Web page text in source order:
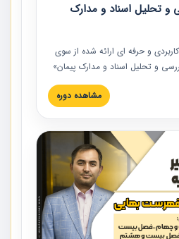
و تحلیل اسناد و مدارک
و حرفه‏ ای ارائه شده از سوی
و تحلیل اسناد و مدارک پیمان»
شریف ارائه شد. در این آموزش
و مدارک پیمان، اولویت بندی اسناد
عملی در این خصوص ارائه شده است.
مشاهده دوره